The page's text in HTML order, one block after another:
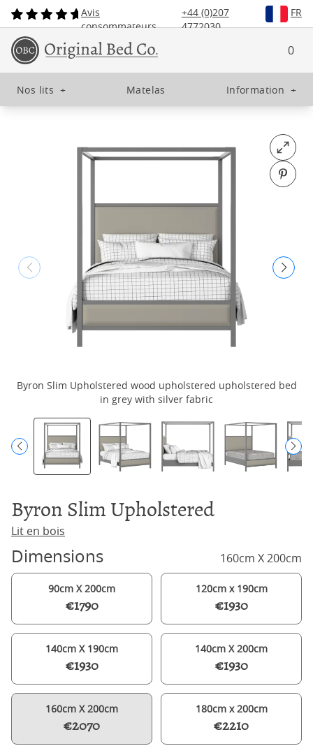
Avis
consommateurs
+44 (0)207
4772030
FR
0
Nos lits + Matelas Information +
Open
Pin
Byron Slim Upholstered wood upholstered upholstered bed
in grey with silver fabric
Byron Slim Upholstered
Lit en bois
Dimensions 160cm X 200cm
90cm X 200cm
€1790
120cm x 190cm
€1930
140cm X 190cm
€1930
140cm X 200cm
€1930
160cm X 200cm
€2070
180cm x 200cm
€2210